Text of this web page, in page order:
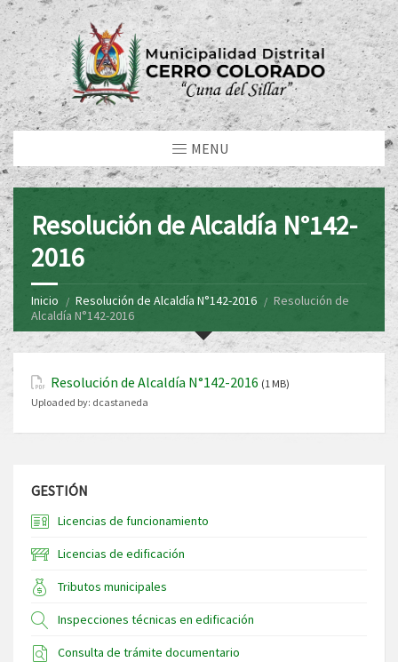
MENU
Resolución de Alcaldía N°142-
2016
Inicio Resolución de Alcaldía N°142-2016
Resolución de
Alcaldía N°142-2016
Resolución de Alcaldía N°142-2016 (1 MB)
Uploaded by: dcastaneda
GESTIÓN
Licencias de funcionamiento
Licencias de edificación
Tributos municipales
Inspecciones técnicas en edificación
Consulta de trámite documentario